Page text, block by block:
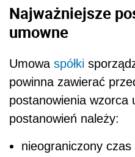
Najważniejsze
umowne
Umowa spółki
powinna zawierać
postanowienia wzorca
postanowień należy:
nieograniczony czas